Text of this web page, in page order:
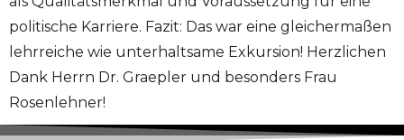
politische Karriere. Fazit: Das war eine gleichermaßen
lehrreiche wie unterhaltsame Exkursion! Herzlichen
Dank Herrn Dr. Graepler und besonders Frau
Rosenlehner!